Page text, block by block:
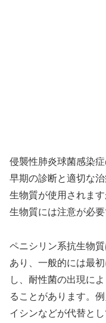
侵襲性肺炎球菌感染
早期の診断と適切な
生物質が使用されま
生物質には注意が必要
ペニシリン系抗生物
あり、一般的には最
し、耐性菌の出現に
ることがあります。
イシンなどが代替と